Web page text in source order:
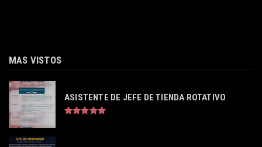
MAS VISTOS
ASISTENTE DE JEFE DE TIENDA ROTATIVO